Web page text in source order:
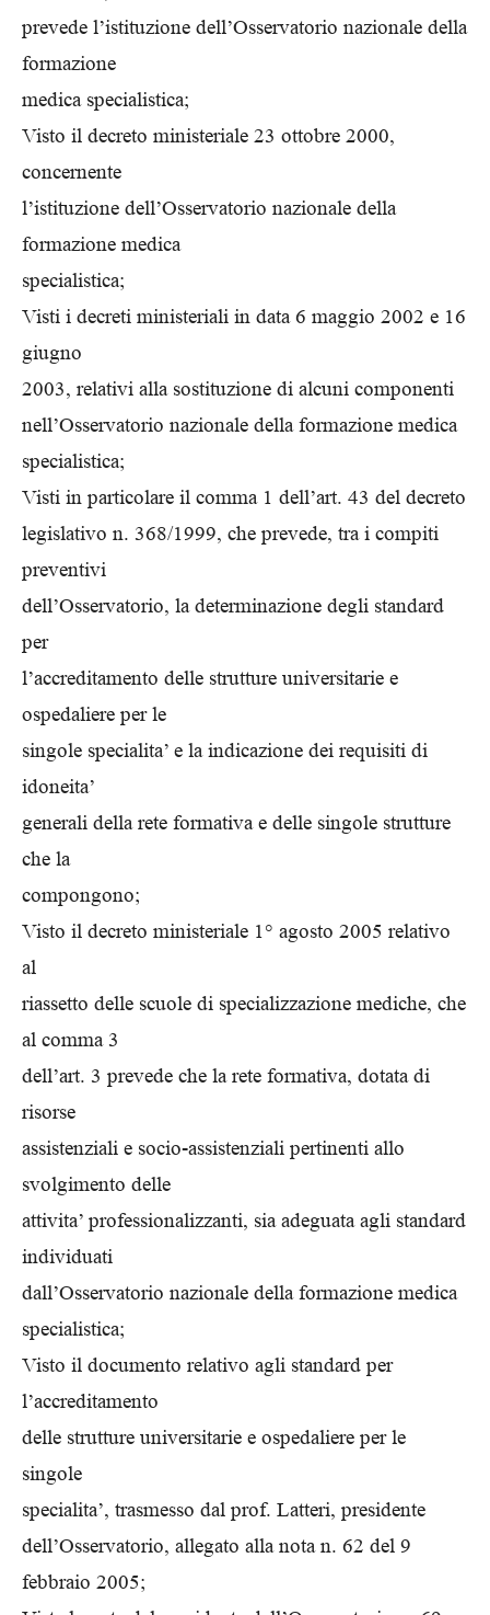
prevede l’istituzione dell’Osservatorio nazionale della
formazione
medica specialistica;
Visto il decreto ministeriale 23 ottobre 2000,
concernente
l’istituzione dell’Osservatorio nazionale della
formazione medica
specialistica;
Visti i decreti ministeriali in data 6 maggio 2002 e 16
giugno
2003, relativi alla sostituzione di alcuni componenti
nell’Osservatorio nazionale della formazione medica
specialistica;
Visti in particolare il comma 1 dell’art. 43 del decreto
legislativo n. 368/1999, che prevede, tra i compiti
preventivi
dell’Osservatorio, la determinazione degli standard
per
l’accreditamento delle strutture universitarie e
ospedaliere per le
singole specialita’ e la indicazione dei requisiti di
idoneita’
generali della rete formativa e delle singole strutture
che la
compongono;
Visto il decreto ministeriale 1° agosto 2005 relativo
al
riassetto delle scuole di specializzazione mediche, che
al comma 3
dell’art. 3 prevede che la rete formativa, dotata di
risorse
assistenziali e socio-assistenziali pertinenti allo
svolgimento delle
attivita’ professionalizzanti, sia adeguata agli standard
individuati
dall’Osservatorio nazionale della formazione medica
specialistica;
Visto il documento relativo agli standard per
l’accreditamento
delle strutture universitarie e ospedaliere per le
singole
specialita’, trasmesso dal prof. Latteri, presidente
dell’Osservatorio, allegato alla nota n. 62 del 9
febbraio 2005;